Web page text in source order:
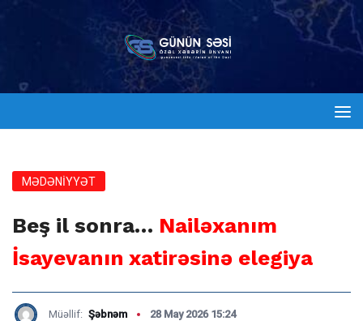
MƏDƏNİYYƏT
Beş il sonra… Nailəxanım
İsayevanın xatirəsinə elegiya
Müəllif: Şəbnəm 28 May 2026 15:24